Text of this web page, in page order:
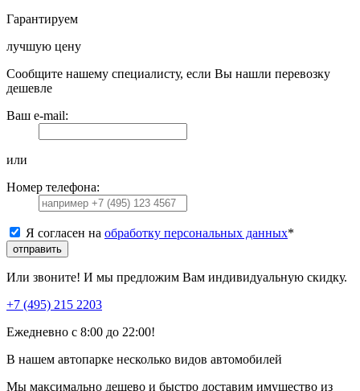
Гарантируем
лучшую цену
Сообщите нашему специалисту, если Вы нашли перевозку
дешевле
Ваш e-mail:
или
Номер телефона:
Я согласен на обработку персональных данных*
отправить
Или звоните! И мы предложим Вам индивидуальную скидку.
+7 (495) 215 2203
Ежедневно с 8:00 до 22:00!
В нашем автопарке несколько видов автомобилей
Мы максимально дешево и быстро доставим имущество из